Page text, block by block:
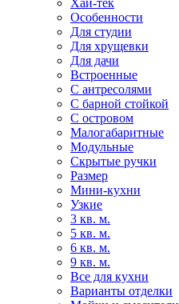
Хай-тек
Особенности
Для студии
Для хрущевки
Для дачи
Встроенные
С антресолями
С барной стойкой
С островом
Малогабаритные
Модульные
Скрытые ручки
Размер
Мини-кухни
Узкие
3 кв. м.
5 кв. м.
6 кв. м.
9 кв. м.
Все для кухни
Варианты отделки